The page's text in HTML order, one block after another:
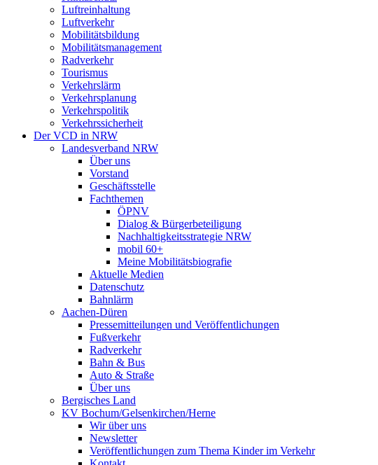
Luftreinhaltung
Luftverkehr
Mobilitätsbildung
Mobilitätsmanagement
Radverkehr
Tourismus
Verkehrslärm
Verkehrsplanung
Verkehrspolitik
Verkehrssicherheit
Der VCD in NRW
Landesverband NRW
Über uns
Vorstand
Geschäftsstelle
Fachthemen
ÖPNV
Dialog & Bürgerbeteiligung
Nachhaltigkeitsstrategie NRW
mobil 60+
Meine Mobilitätsbiografie
Aktuelle Medien
Datenschutz
Bahnlärm
Aachen-Düren
Pressemitteilungen und Veröffentlichungen
Fußverkehr
Radverkehr
Bahn & Bus
Auto & Straße
Über uns
Bergisches Land
KV Bochum/Gelsenkirchen/Herne
Wir über uns
Newsletter
Veröffentlichungen zum Thema Kinder im Verkehr